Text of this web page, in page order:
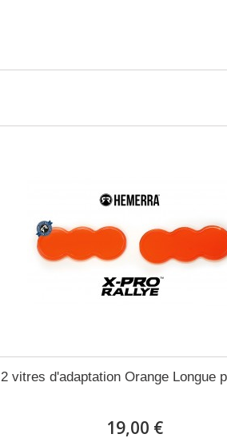
2 vitres d'adaptation Orange Longue
19,00 €